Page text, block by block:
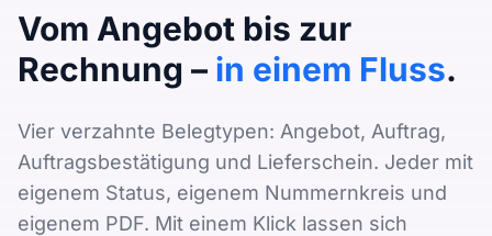
Vom Angebot bis zur
Rechnung – in einem Fluss.
Vier verzahnte Belegtypen: Angebot, Auftrag,
Auftragsbestätigung und Lieferschein. Jeder mit
eigenem Status, eigenem Nummernkreis und
eigenem PDF. Mit einem Klick lassen sich